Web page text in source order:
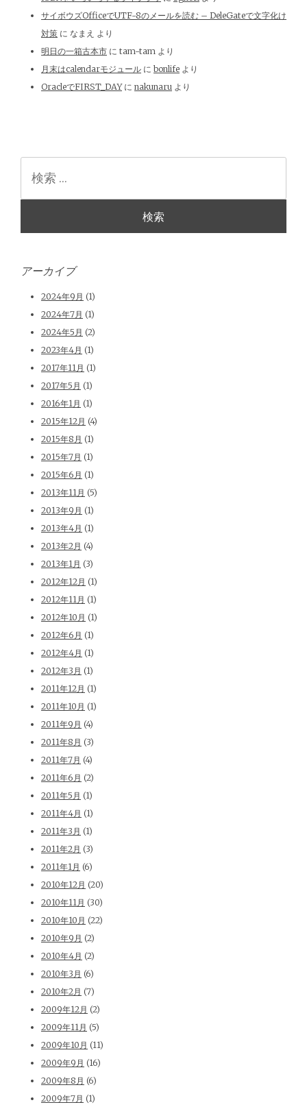
サイボウズOfficeでUTF-8のメールを読む – DeleGateで文字化け
対策 に なまえ より
明日の一箱古本市 に tam-tam より
月末はcalendarモジュール に bonlife より
OracleでFIRST_DAYに nakunaru より
アーカイブ
2024年9月 (1)
2024年7月 (1)
2024年5月 (2)
2023年4月 (1)
2017年11月 (1)
2017年5月 (1)
2016年1月 (1)
2015年12月 (4)
2015年8月 (1)
2015年7月 (1)
2015年6月 (1)
2013年11月 (5)
2013年9月 (1)
2013年4月 (1)
2013年2月 (4)
2013年1月 (3)
2012年12月 (1)
2012年11月 (1)
2012年10月 (1)
2012年6月 (1)
2012年4月 (1)
2012年3月 (1)
2011年12月 (1)
2011年10月 (1)
2011年9月 (4)
2011年8月 (3)
2011年7月 (4)
2011年6月 (2)
2011年5月 (1)
2011年4月 (1)
2011年3月 (1)
2011年2月 (3)
2011年1月 (6)
2010年12月 (20)
2010年11月 (30)
2010年10月 (22)
2010年9月 (2)
2010年4月 (2)
2010年3月 (6)
2010年2月 (7)
2009年12月 (2)
2009年11月 (5)
2009年10月 (11)
2009年9月 (16)
2009年8月 (6)
2009年7月 (1)